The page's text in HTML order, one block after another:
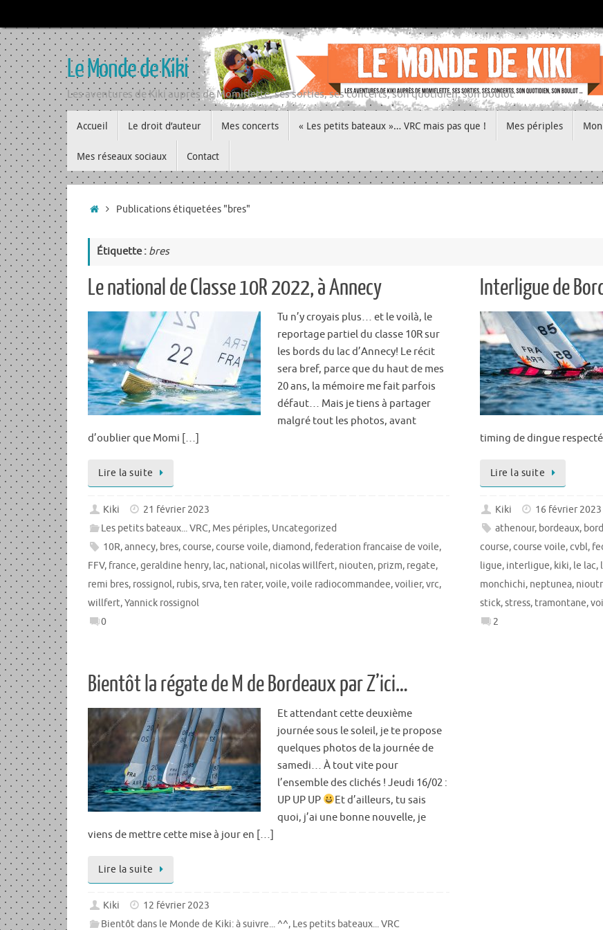
au
contenu
Le Monde de Kiki
Les aventures de Kiki auprès de Momiflette, ses sorties, ses concerts, son quotidien, son boulot
au
contenu
Accueil Le droit d’auteur Mes concerts « Les petits bateaux »… VRC mais pas que ! Mes périples
Mes réseaux sociaux Contact
Accueil
Publications étiquetées "bres"
Étiquette : bres
Le national de Classe 10R 2022, à Annecy
Tu n’y croyais plus… et le voilà, le
reportage partiel du classe 10R sur
les bords du lac d’Annecy! Le récit
sera bref, parce que du haut de mes
20 ans, la mémoire me fait parfois
défaut… Mais je tiens à partager
malgré tout les photos, avant
d’oublier que Momi […]
Lire la suite
Kiki
21 février 2023
Les petits bateaux... VRC, Mes périples, Uncategorized
10R,annecy, bres,course,course voile,diamond, federation francaise de voile,
FFV, france,geraldine henry, lac, national, nicolas willfert, niouten, prizm, regate,
remi bres, rossignol, rubis,srva, ten rater,voile,voile radiocommandee,voilier,vrc,
willfert,Yannick rossignol
0
Interligue de
timing de dingue
Lire la suite
Kiki 16 février 2023
athenour, bordeaux,
course,course voile,cvbl,
ligue, interligue, kiki, le lac,
monchichi, neptunea,
stick,stress, tramontane,
2
Bientôt la régate de M de Bordeaux par Z’ici…
Et attendant cette deuxième
journée sous le soleil, je te propose
quelques photos de la journée de
samedi… À tout vite pour
l’ensemble des clichés ! Jeudi 16/02 :
UP UP UP
Et d’ailleurs, tu sais
quoi, j’ai une bonne nouvelle, je
viens de mettre cette mise à jour en […]
Lire la suite
Kiki
12 février 2023
Bientôt dans le Monde de Kiki: à suivre... ^^, Les petits bateaux... VRC